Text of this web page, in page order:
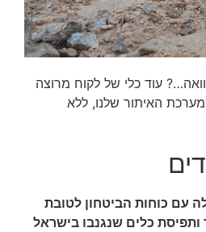
עוד כלי של לקוח מרוצה
האיתור שלנו, ללא
עם כוחות הביטחון לטובת
ותפיסת כלים שנגנבו בישראל